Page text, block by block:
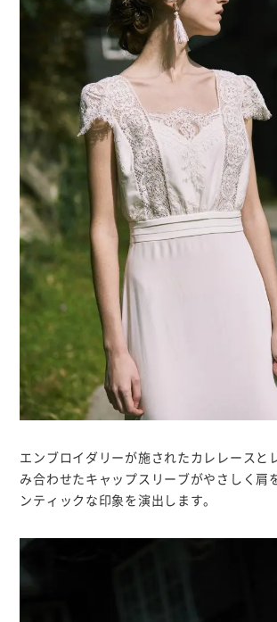
エンブロイダリーが施されたカレレースと
み合わせたキャップスリーブがやさしく肩
ンティックな印象を演出します。